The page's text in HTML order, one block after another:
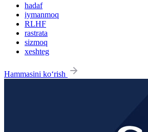
hadaf
iymanmoq
RLHF
rastrata
sizmoq
xeshteg
Hammasini ko‘rish